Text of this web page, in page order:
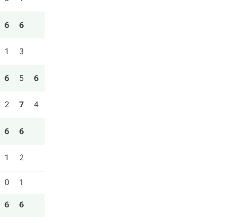
6 6
1 3
6 5 6
2 7 4
6 6
1 2
0 1
6 6